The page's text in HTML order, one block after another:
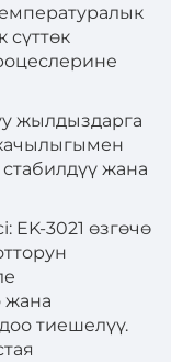
сүттөк
жылдыздарга
жана
EK-3021 өзгөчө
жана
тиешелүү.